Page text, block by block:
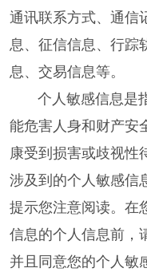
通讯联系方式、通信
息、征信信息、行踪
息、交易信息等。
个人敏感信息是指
能危害人身和财产安
康受到损害或歧视性
涉及到的个人敏感信
提示您注意阅读。在
信息的个人信息前，
并且同意您的个人敏